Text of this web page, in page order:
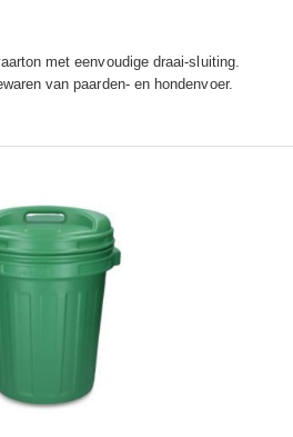
met eenvoudige draai-sluiting.
van paarden- en hondenvoer.